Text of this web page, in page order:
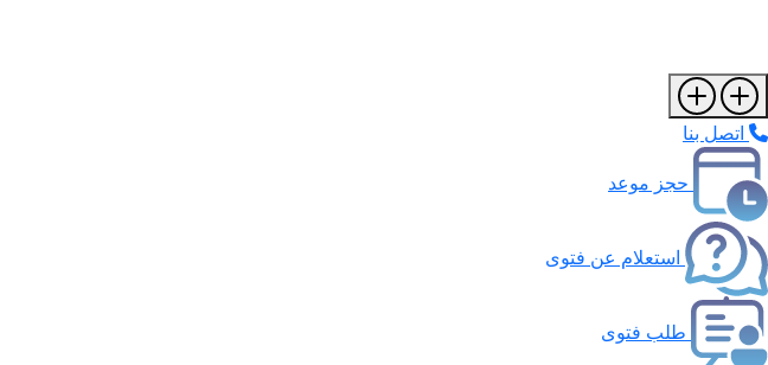
اتصل بنا
حجز موعد
استعلام عن فتوى
طلب فتوى